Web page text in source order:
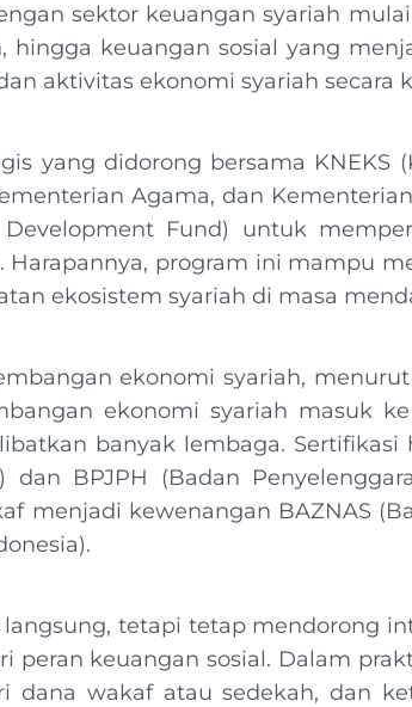
sektor keuangan syariah
hingga keuangan sosial yang
aktivitas ekonomi syariah secara
yang didorong bersama KNEKS
Agama, dan
Development Fund) untuk
Harapannya, program ini mampu
ekosistem syariah di masa
ekonomi syariah,
ekonomi syariah masuk
banyak lembaga. Sertifikasi
dan BPJPH (Badan
menjadi kewenangan BAZNAS
tetapi tetap mendorong
peran keuangan sosial. Dalam
dana wakaf atau sedekah, dan